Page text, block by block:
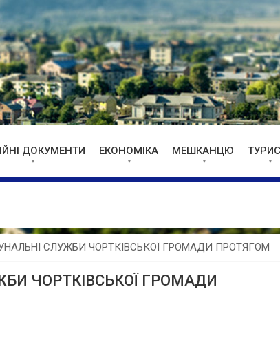
ДОКУМЕНТИ ЕКОНОМІКА МЕШКАНЦЮ
СЛУЖБИ ЧОРТКІВСЬКОЇ ГРОМАДИ ПРОТЯГОМ
ЧОРТКІВСЬКОЇ ГРОМАДИ